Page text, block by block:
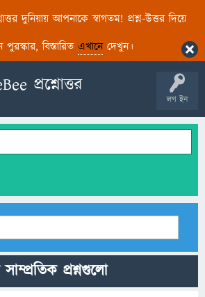
দুনিয়ায় আপনাকে স্বাগতম! প্রশ্ন-উত্তর দিয়ে
বিস্তারিত এখানেদেখুন।
লগ ইন
প্রশ্নগুলো